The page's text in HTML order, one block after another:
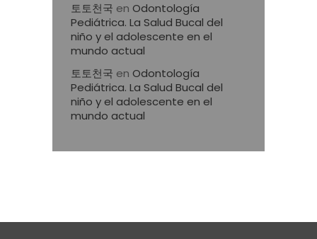
토토천국 en Odontología
Pediátrica. La Salud Bucal del
niño y el adolescente en el
mundo actual
토토천국 en Odontología
Pediátrica. La Salud Bucal del
niño y el adolescente en el
mundo actual